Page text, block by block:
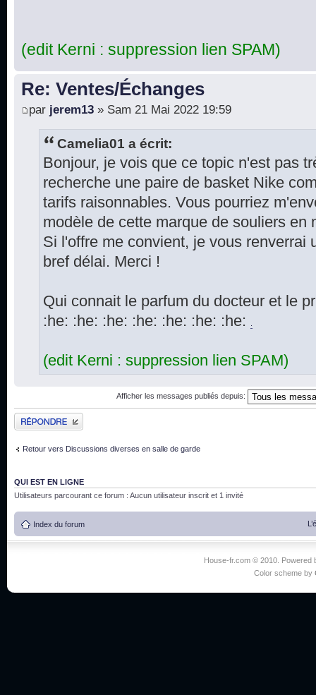
(edit Kerni : suppression lien SPAM)
Re: Ventes/Échanges
par jerem13 » Sam 21 Mai 2022 19:59
Camelia01 a écrit:
Bonjour, je vois que ce topic n'est pas
recherche une paire de basket Nike
tarifs raisonnables. Vous pourriez
modèle de cette marque de souliers en
Si l'offre me convient, je vous renverrai
bref délai. Merci !
Qui connait le parfum du docteur et le
:he: :he: :he: :he: :he: :he: :he:
(edit Kerni : suppression lien SPAM)
Afficher les messages publiés depuis:
Publier une réponse
Retour vers Discussions diverses en salle de garde
QUI EST EN LIGNE
Utilisateurs parcourant ce forum : Aucun utilisateur inscrit et 1 invité
Index du forum
House-fr.com © 2010. Powered
Color scheme by